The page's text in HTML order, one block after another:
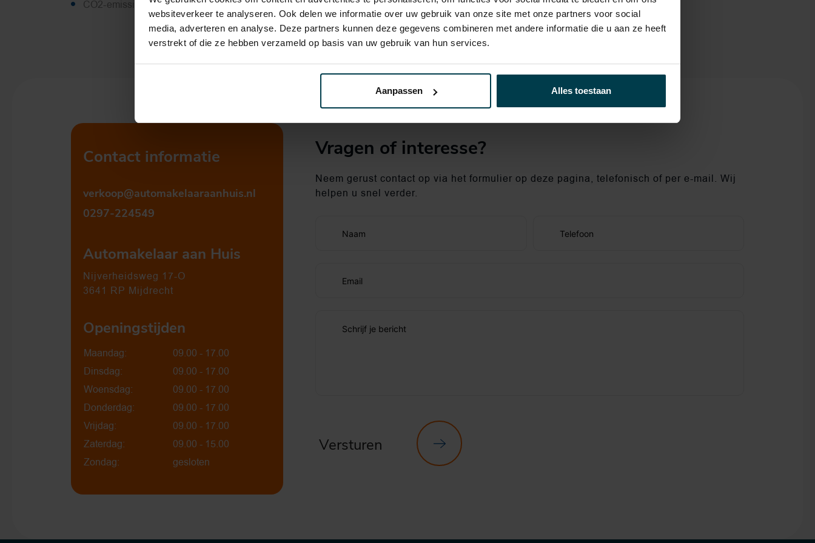
websiteverkeer te analyseren. Ook delen we informatie over uw gebruik van onze site met onze partners voor social
media, adverteren en analyse. Deze partners kunnen deze gegevens combineren met andere informatie die u aan ze heeft
verstrekt of die ze hebben verzameld op basis van uw gebruik van hun services.
Aanpassen Alles toestaan
CO2-emissie
140 g/km
Contact informatie
verkoop@automakelaaraanhuis.nl
0297-224549
Automakelaar aan Huis
Nijverheidsweg 17-O
3641 RP Mijdrecht
Openingstijden
Maandag:
09.00 - 17.00
Dinsdag:
09.00 - 17.00
Woensdag:
09.00 - 17.00
Donderdag:
09.00 - 17.00
Vrijdag:
09.00 - 17.00
Zaterdag:
09.00 - 15.00
Zondag:
gesloten
Vragen of interesse?
Neem gerust contact op via het formulier op deze pagina, telefonisch of per e-mail. Wij
helpen u snel verder.
Naam Telefoon
Email
Schrijf je bericht
Versturen